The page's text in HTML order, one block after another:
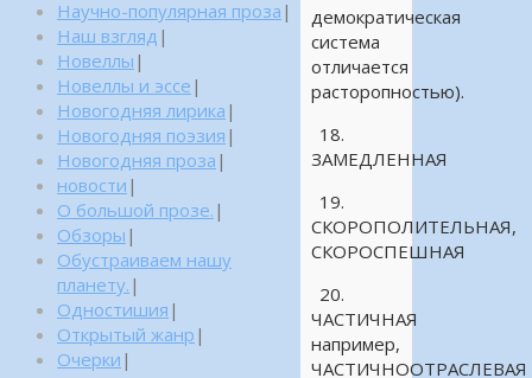
демократическая
система
отличается
расторопностью).
18.
ЗАМЕДЛЕННАЯ
19.
СКОРОПОЛИТЕЛЬНАЯ,
СКОРОСПЕШНАЯ
20.
ЧАСТИЧНАЯ
например,
ЧАСТИЧНООТРАСЛЕВАЯ
Научно-популярная проза |
Наш взгляд |
Новеллы |
Новеллы и эссе |
Новогодняя лирика |
Новогодняя поэзия |
Новогодняя проза |
новости |
О большой прозе. |
Обзоры |
Обустраиваем нашу
планету. |
Одностишия |
Открытый жанр |
Очерки |